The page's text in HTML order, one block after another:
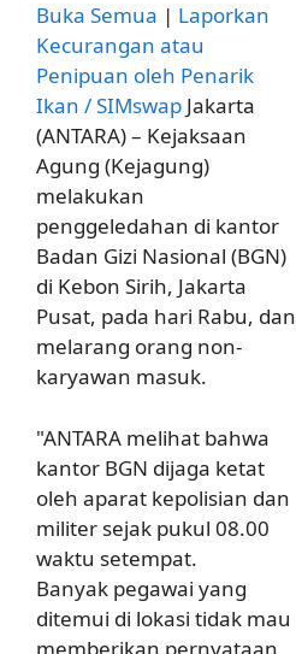
Buka Semua | Laporkan
Kecurangan atau
Penipuan oleh Penarik
Ikan / SIMswap Jakarta
(ANTARA) – Kejaksaan
Agung (Kejagung)
melakukan
penggeledahan di kantor
Badan Gizi Nasional (BGN)
di Kebon Sirih, Jakarta
Pusat, pada hari Rabu, dan
melarang orang non-
karyawan masuk.
"ANTARA melihat bahwa
kantor BGN dijaga ketat
oleh aparat kepolisian dan
militer sejak pukul 08.00
waktu setempat.
Banyak pegawai yang
ditemui di lokasi tidak mau
memberikan pernyataan